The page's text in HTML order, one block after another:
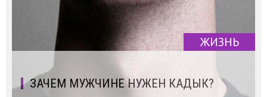
ЖИЗНЬ
ЗАЧЕМ МУЖЧИНЕ НУЖЕН КАДЫК?